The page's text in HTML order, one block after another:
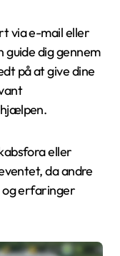
via e-mail eller
dig gennem
på at give dine
eller
da andre
og erfaringer